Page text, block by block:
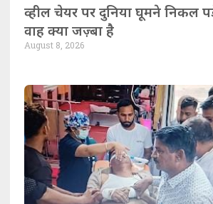
व्हील चेयर पर दुनिया घूमने निकल
वाह क्या जज़्बा है
August 8, 2026